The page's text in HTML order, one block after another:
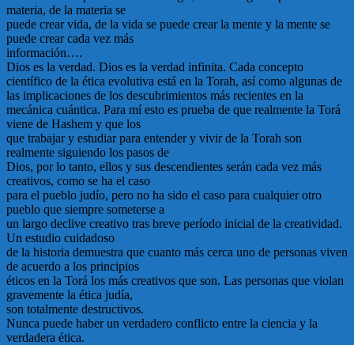
materia, de la materia se
puede crear vida, de la vida se puede crear la mente y la mente se
puede crear cada vez más
información….
Dios es la verdad. Dios es la verdad infinita. Cada concepto
científico de la ética evolutiva está en la Torah, así como algunas de
las implicaciones de los descubrimientos más recientes en la
mecánica cuántica. Para mí esto es prueba de que realmente la Torá
viene de Hashem y que los
que trabajar y estudiar para entender y vivir de la Torah son
realmente siguiendo los pasos de
Dios, por lo tanto, ellos y sus descendientes serán cada vez más
creativos, como se ha el caso
para el pueblo judío, pero no ha sido el caso para cualquier otro
pueblo que siempre someterse a
un largo declive creativo tras breve período inicial de la creatividad.
Un estudio cuidadoso
de la historia demuestra que cuanto más cerca uno de personas viven
de acuerdo a los principios
éticos en la Torá los más creativos que son. Las personas que violan
gravemente la ética judía,
son totalmente destructivos.
Nunca puede haber un verdadero conflicto entre la ciencia y la
verdadera ética.